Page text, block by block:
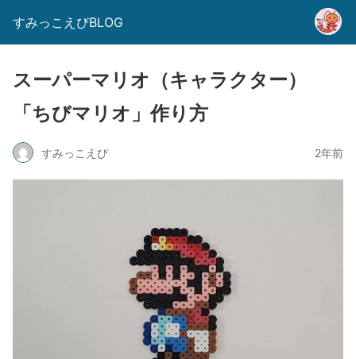
すみっこえびBLOG
スーパーマリオ（キャラクター）
「ちびマリオ」作り方
すみっこえび 2年前